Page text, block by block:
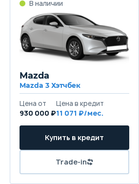
Mazda
Mazda 3 Хэтчбек
930 000 ₽11 071